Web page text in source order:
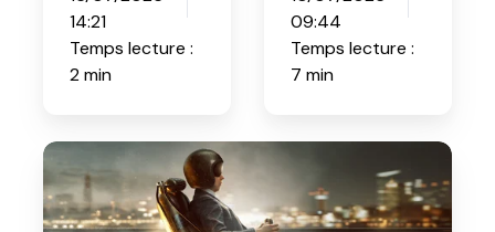
podcast
automobile
14:21
Temps lecture :
2 min
de sa base
client ?
09:44
Temps lecture :
7 min